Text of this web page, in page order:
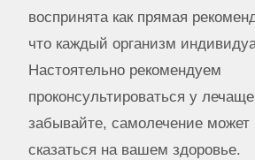
воспринята как прямая
что каждый организм
Настоятельно рекомендуем
проконсультироваться у
забывайте, самолечение может
сказаться на вашем здоровье.